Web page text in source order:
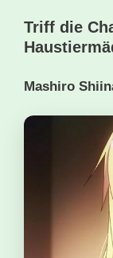
Triff die
Mashiro